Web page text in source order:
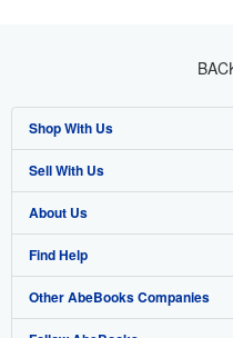
Shop With Us
Advanced Search
Browse Collections
My Account
My Orders
Sell With Us
Start Selling
Join Our Affiliate Program
Book Buyback
About Us
About AbeBooks
Media
Find Help
Help
Other AbeBooks Companies